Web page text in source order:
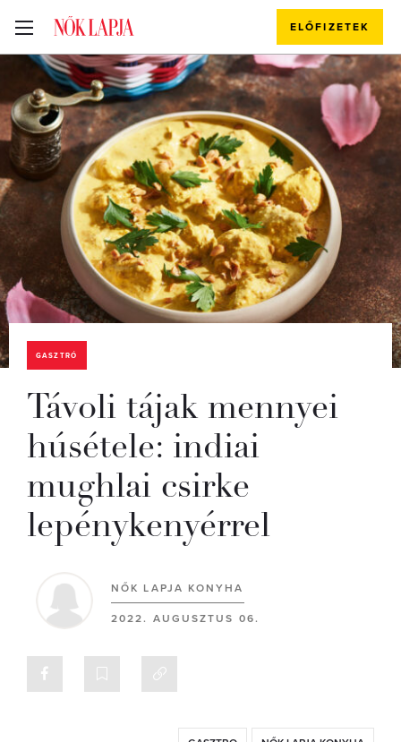
ELŐFIZETEK
GASZTRÓ
Távoli tájak mennyei
húsétele: indiai
mughlai csirke
lepénykenyérrel
NŐK LAPJA KONYHA
2022. AUGUSZTUS 06.